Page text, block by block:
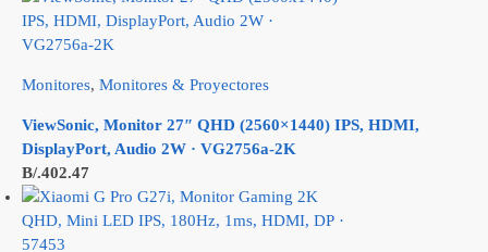
Monitores, Monitores & Proyectores
ViewSonic, Monitor 27″ QHD (2560×1440) IPS, HDMI,
DisplayPort, Audio 2W · VG2756a-2K
B/.402.47